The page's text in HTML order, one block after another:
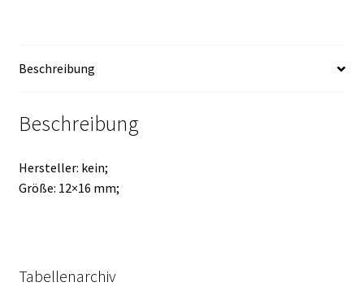
Beschreibung
Beschreibung
Hersteller: kein;
Größe: 12×16 mm;
Tabellenarchiv